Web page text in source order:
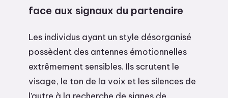
face aux signaux du partenaire
Les individus ayant un style désorganisé
possèdent des antennes émotionnelles
extrêmement sensibles. Ils scrutent le
visage, le ton de la voix et les silences de
l’autre à la recherche de signes de